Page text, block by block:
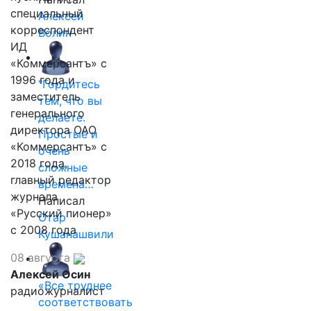
Алексей
Волин
"Гордитесь
тем, что вы
делаете.
Простые и
очень
сложные
времена…
Написал
Отар
Кушанашвили
«Все труднее
соответствовать
специальный
корреспондент
ИД
«Коммерсантъ» с
1996 года и
заместитель
генерального
директора ОАО
«Коммерсантъ» с
2018 года,
главный редактор
журнала
«Русский пионер»
с 2008 года
08 августа
Алексей Осин
радиожурналист